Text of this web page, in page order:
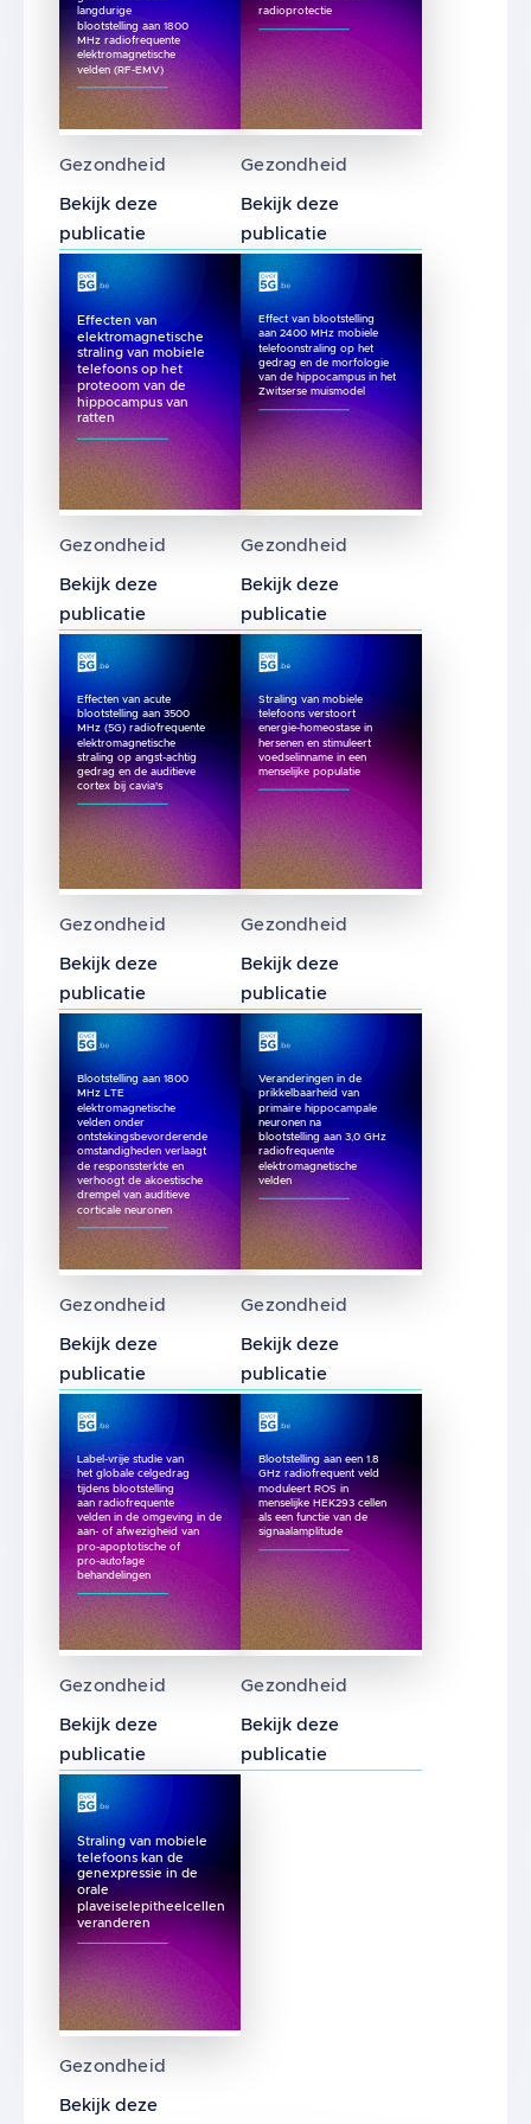
langdurige
blootstelling aan 1800
MHz radiofrequente
elektromagnetische
velden (RF-EMV)
Gezondheid
Bekijk deze
publicatie
radioprotectie
Gezondheid
Bekijk deze
publicatie
Effecten van
elektromagnetische
straling van mobiele
telefoons op het
proteoom van de
hippocampus van
ratten
Gezondheid
Bekijk deze
publicatie
Effect van blootstelling
aan 2400 MHz mobiele
telefoonstraling op het
gedrag en de morfologie
van de hippocampus in het
Zwitserse muismodel
Gezondheid
Bekijk deze
publicatie
Effecten van acute
blootstelling aan 3500
MHz (5G) radiofrequente
elektromagnetische
straling op angst-achtig
gedrag en de auditieve
cortex bij cavia's
Gezondheid
Bekijk deze
publicatie
Straling van mobiele
telefoons verstoort
energie-homeostase in
hersenen en stimuleert
voedselinname in een
menselijke populatie
Gezondheid
Bekijk deze
publicatie
Blootstelling aan 1800
MHz LTE
elektromagnetische
velden onder
ontstekingsbevorderende
omstandigheden verlaagt
de responssterkte en
verhoogt de akoestische
drempel van auditieve
corticale neuronen
Gezondheid
Bekijk deze
publicatie
Veranderingen in de
prikkelbaarheid van
primaire hippocampale
neuronen na
blootstelling aan 3,0 GHz
radiofrequente
elektromagnetische
velden
Gezondheid
Bekijk deze
publicatie
Label-vrije studie van
het globale celgedrag
tijdens blootstelling
aan radiofrequente
velden in de omgeving in de
aan- of afwezigheid van
pro-apoptotische of
pro-autofage
behandelingen
Gezondheid
Bekijk deze
publicatie
Blootstelling aan een 1.8
GHz radiofrequent veld
moduleert ROS in
menselijke HEK293 cellen
als een functie van de
signaalamplitude
Gezondheid
Bekijk deze
publicatie
Straling van mobiele
telefoons kan de
genexpressie in de
orale
plaveiselepitheelcellen
veranderen
Gezondheid
Bekijk deze